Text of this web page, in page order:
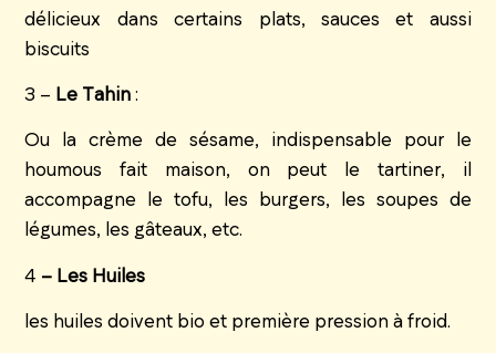
délicieux dans certains plats, sauces et aussi
biscuits
3 – Le Tahin :
Ou la crème de sésame, indispensable pour le
houmous fait maison, on peut le tartiner, il
accompagne le tofu, les burgers, les soupes de
légumes, les gâteaux, etc.
4 – Les Huiles
les huiles doivent bio et première pression à froid.